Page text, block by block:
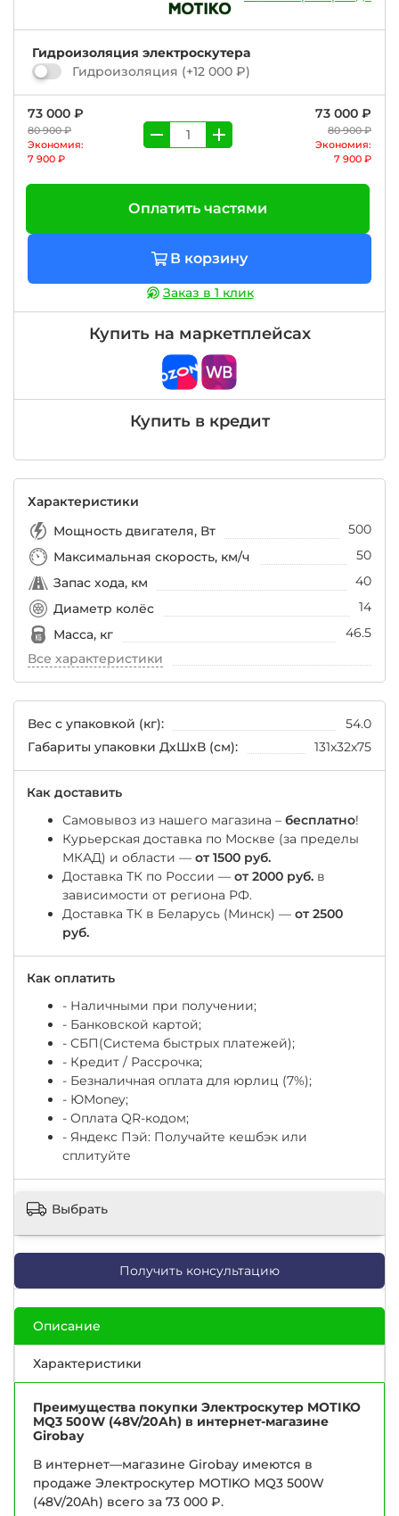
Гидроизоляция электроскутера
Гидроизоляция (+12 000 ₽)
73 000 ₽
80 900 ₽
Экономия:
7 900 ₽
73 000 ₽
80 900 ₽
Экономия:
7 900 ₽
Оплатить частями
В корзину
Заказ в 1 клик
Купить на маркетплейсах
Купить в кредит
Характеристики
Мощность двигателя, Вт
500
Максимальная скорость, км/ч
50
Запас хода, км
40
Диаметр колёс
14
Масса, кг
46.5
Все характеристики
Вес с упаковкой (кг):
54.0
Габариты упаковки ДхШхВ (см):
131x32x75
Как доставить
Самовывоз из нашего магазина – бесплатно!
Курьерская доставка по Москве (за пределы
МКАД) и области — от 1500 руб.
Доставка ТК по России — от 2000 руб. в
зависимости от региона РФ.
Доставка ТК в Беларусь (Минск) — от 2500
руб.
Как оплатить
- Наличными при получении;
- Банковской картой;
- СБП(Система быстрых платежей);
- Кредит / Рассрочка;
- Безналичная оплата для юрлиц (7%);
- ЮМоney;
- Оплата QR-кодом;
- Яндекс Пэй: Получайте кешбэк или
сплитуйте
Выбрать
Получить консультацию
Описание
Характеристики
Преимущества покупки Электроскутер MOTIKO
MQ3 500W (48V/20Ah) в интернет-магазине
Girobay
В интернет—магазине Girobay имеются в
продаже Электроскутер MOTIKO MQ3 500W
(48V/20Ah) всего за 73 000 ₽.